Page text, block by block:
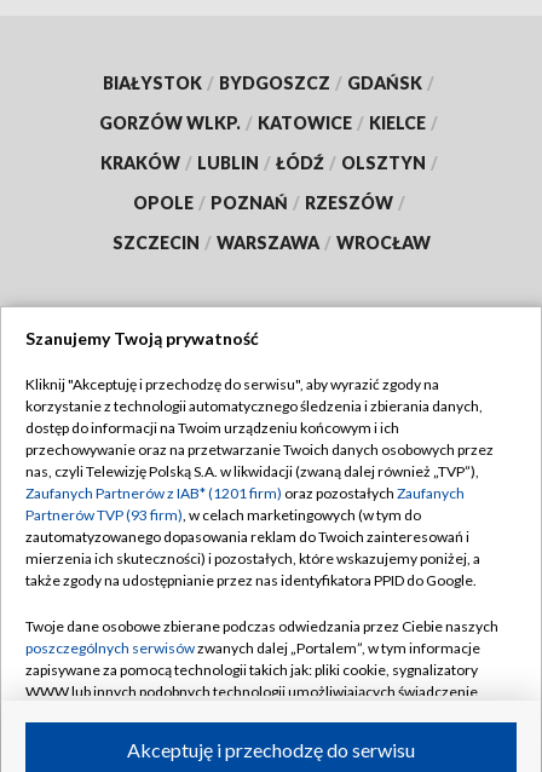
BIAŁYSTOK / BYDGOSZCZ / GDAŃSK /
GORZÓW WLKP. / KATOWICE / KIELCE /
KRAKÓW / LUBLIN / ŁÓDŹ / OLSZTYN /
OPOLE / POZNAŃ / RZESZÓW /
SZCZECIN / WARSZAWA / WROCŁAW
TVP
Abonament TVP
Emisja w TVP
Centrum informacji TVP
Naziemna Telewizja Cyfrowa
Rada Programowa
System NOS
Informacje o nadawcy
Program dla prasy
Regulamin TVP
Polityka prywatności
Moje zgody
Pomoc
Kontakt
Kanały
Szanujemy Twoją prywatność
Kliknij "Akceptuję i przechodzę do serwisu", aby wyrazić zgody na
korzystanie z technologii automatycznego śledzenia i zbierania danych,
dostęp do informacji na Twoim urządzeniu końcowym i ich
przechowywanie oraz na przetwarzanie Twoich danych osobowych przez
nas, czyli Telewizję Polską S.A. w likwidacji (zwaną dalej również „TVP”),
Zaufanych Partnerów z IAB* (1201 firm) oraz pozostałych Zaufanych
Partnerów TVP (93 firm), w celach marketingowych (w tym do
zautomatyzowanego dopasowania reklam do Twoich zainteresowań i
mierzenia ich skuteczności) i pozostałych, które wskazujemy poniżej, a
także zgody na udostępnianie przez nas identyfikatora PPID do Google.
Twoje dane osobowe zbierane podczas odwiedzania przez Ciebie naszych
poszczególnych serwisówzwanych dalej „Portalem”, w tym informacje
zapisywane za pomocą technologii takich jak: pliki cookie, sygnalizatory
WWW lub innych podobnych technologii umożliwiających świadczenie
ruchu w Internecie.Akceptuję i przechodzę do serwisu